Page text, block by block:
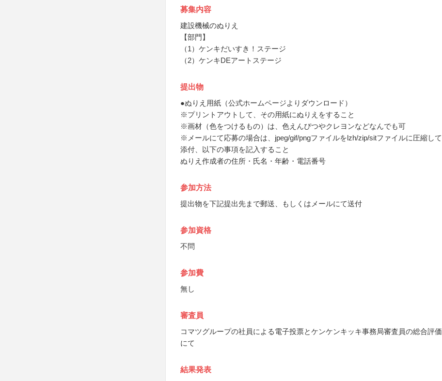
募集内容
建設機械のぬりえ
【部門】
（1）ケンキだいすき！ステージ
（2）ケンキDEアートステージ
提出物
●ぬりえ用紙（公式ホームページよりダウンロード）
※プリントアウトして、その用紙にぬりえをすること
※画材（色をつけるもの）は、色えんぴつやクレヨンなどなんでも可
※メールにて応募の場合は、jpeg/gif/pngファイルをlzh/zip/sitファイルに圧縮して
添付、以下の事項を記入すること
ぬりえ作成者の住所・氏名・年齢・電話番号
参加方法
提出物を下記提出先まで郵送、もしくはメールにて送付
参加資格
不問
参加費
無し
審査員
コマツグループの社員による電子投票とケンケンキッキ事務局審査員の総合評価
にて
結果発表